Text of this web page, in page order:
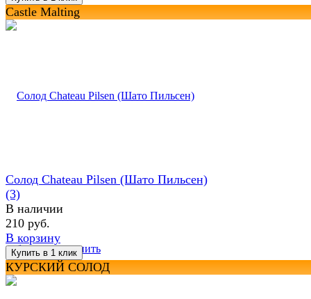
Castle Malting
избранное сравнить
Солод Chateau Pilsen (Шато Пильсен)
(3)
В наличии
210 руб.
В корзину
КУРСКИЙ СОЛОД